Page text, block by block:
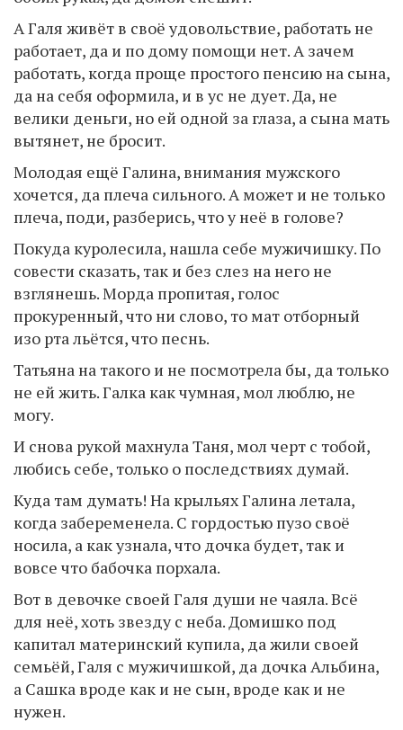
А Галя живёт в своё удовольствие, работать не
работает, да и по дому помощи нет. А зачем
работать, когда проще простого пенсию на сына,
да на себя оформила, и в ус не дует. Да, не
велики деньги, но ей одной за глаза, а сына мать
вытянет, не бросит.
Молодая ещё Галина, внимания мужского
хочется, да плеча сильного. А может и не только
плеча, поди, разберись, что у неё в голове?
Покуда куролесила, нашла себе мужичишку. По
совести сказать, так и без слез на него не
взглянешь. Морда пропитая, голос
прокуренный, что ни слово, то мат отборный
изо рта льётся, что песнь.
Татьяна на такого и не посмотрела бы, да только
не ей жить. Галка как чумная, мол люблю, не
могу.
И снова рукой махнула Таня, мол черт с тобой,
любись себе, только о последствиях думай.
Куда там думать! На крыльях Галина летала,
когда забеременела. С гордостью пузо своё
носила, а как узнала, что дочка будет, так и
вовсе что бабочка порхала.
Вот в девочке своей Галя души не чаяла. Всё
для неё, хоть звезду с неба. Домишко под
капитал материнский купила, да жили своей
семьёй, Галя с мужичишкой, да дочка Альбина,
а Сашка вроде как и не сын, вроде как и не
нужен.